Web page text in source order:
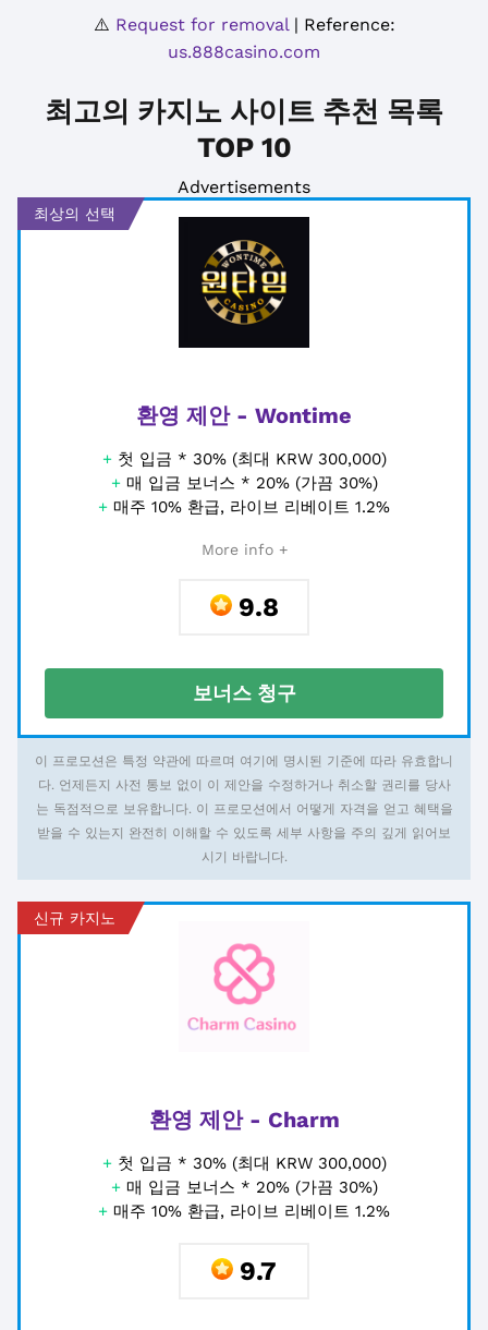
⚠️ Request for removal| Reference:
us.888casino.com
최고의 카지노 사이트 추천 목록
TOP 10
Advertisements
최상의 선택
환영 제안 - Wontime
+ 첫 입금 * 30% (최대 KRW 300,000)
+ 매 입금 보너스 * 20% (가끔 30%)
+ 매주 10% 환급, 라이브 리베이트 1.2%
More info +
9.8
보너스 청구
이 프로모션은 특정 약관에 따르며 여기에 명시된 기준에 따라 유효합니
다. 언제든지 사전 통보 없이 이 제안을 수정하거나 취소할 권리를 당사
는 독점적으로 보유합니다. 이 프로모션에서 어떻게 자격을 얻고 혜택을
받을 수 있는지 완전히 이해할 수 있도록 세부 사항을 주의 깊게 읽어보
시기 바랍니다.
신규 카지노
환영 제안 - Charm
+ 첫 입금 * 30% (최대 KRW 300,000)
+ 매 입금 보너스 * 20% (가끔 30%)
+ 매주 10% 환급, 라이브 리베이트 1.2%
9.7